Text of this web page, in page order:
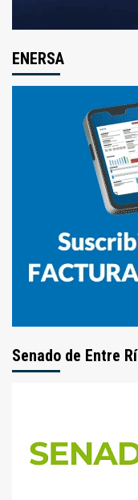
ENERSA
Senado de Entre